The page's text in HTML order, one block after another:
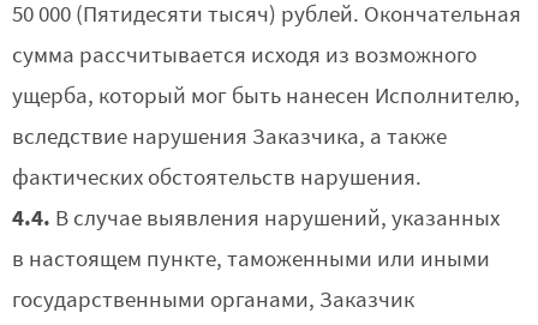
50 000 (Пятидесяти тысяч) рублей. Окончательная
сумма рассчитывается исходя из возможного
ущерба, который мог быть нанесен Исполнителю,
вследствие нарушения Заказчика, а также
фактических обстоятельств нарушения.
4.4. В случае выявления нарушений, указанных
в настоящем пункте, таможенными или иными
государственными органами, Заказчик